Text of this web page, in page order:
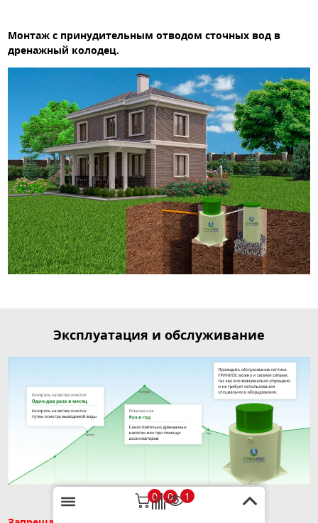
0 0 1
Монтаж с принудительным отводом сточных вод в
дренажный колодец.
Эксплуатация и обслуживание